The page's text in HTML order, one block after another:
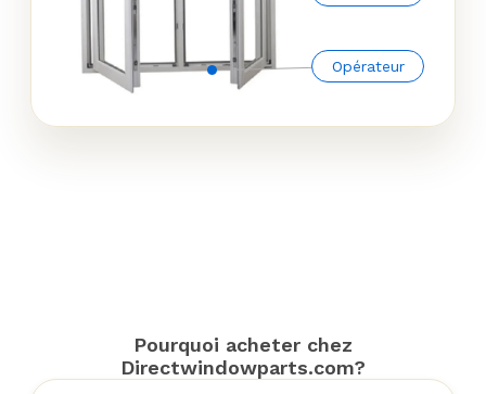
Opérateur
Pourquoi acheter chez
Directwindowparts.com?